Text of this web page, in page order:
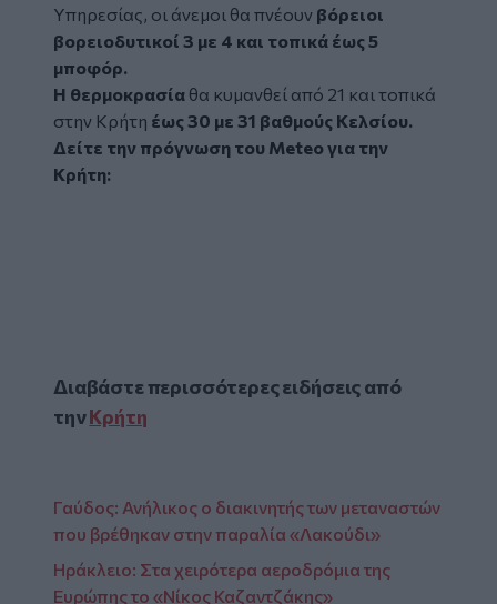
Υπηρεσίας, οι άνεμοι θα πνέουν βόρειοι
βορειοδυτικοί 3 με 4 και τοπικά έως 5
μποφόρ.
Η θερμοκρασία θα κυμανθεί από 21 και τοπικά
στην Κρήτη έως 30 με 31 βαθμούς Κελσίου.
Δείτε την πρόγνωση του Meteo για την
Κρήτη:
Διαβάστε περισσότερες ειδήσεις από
τηνΚρήτη
Γαύδος: Ανήλικος ο διακινητής των μεταναστών
που βρέθηκαν στην παραλία «Λακούδι»
Ηράκλειο: Στα χειρότερα αεροδρόμια της
Ευρώπης το «Νίκος Καζαντζάκης»